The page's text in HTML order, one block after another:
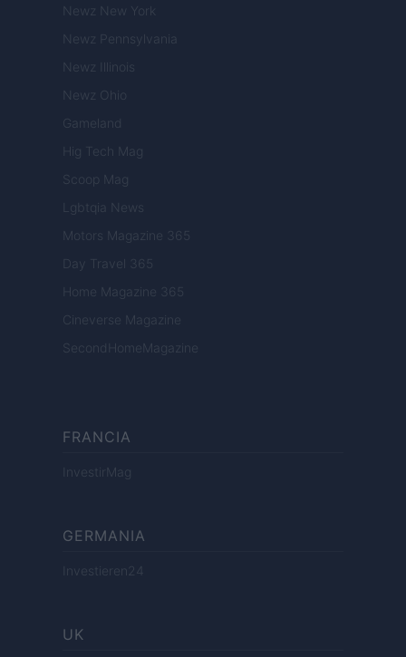
Newz New York
Newz Pennsylvania
Newz Illinois
Newz Ohio
Gameland
Hig Tech Mag
Scoop Mag
Lgbtqia News
Motors Magazine 365
Day Travel 365
Home Magazine 365
Cineverse Magazine
SecondHomeMagazine
FRANCIA
InvestirMag
GERMANIA
Investieren24
UK